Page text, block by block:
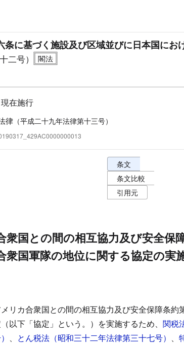
に基づく施設及び区域並びに日本国に
二号）
現在施行
律 （平成二十九年法律第十三号）
条文表示オプション
条文
条文比較
引用元
衆国との間の相互協力及び安全保
衆国軍隊の地位に関する協定の実
リカ合衆国との間の相互協力及び安全保障条
以下「協定」という。）を実施するため、 関税
、 とん税法（昭和三十二年法律第三十七号） 、